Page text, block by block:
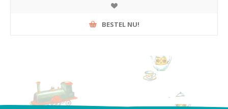
BESTEL NU!